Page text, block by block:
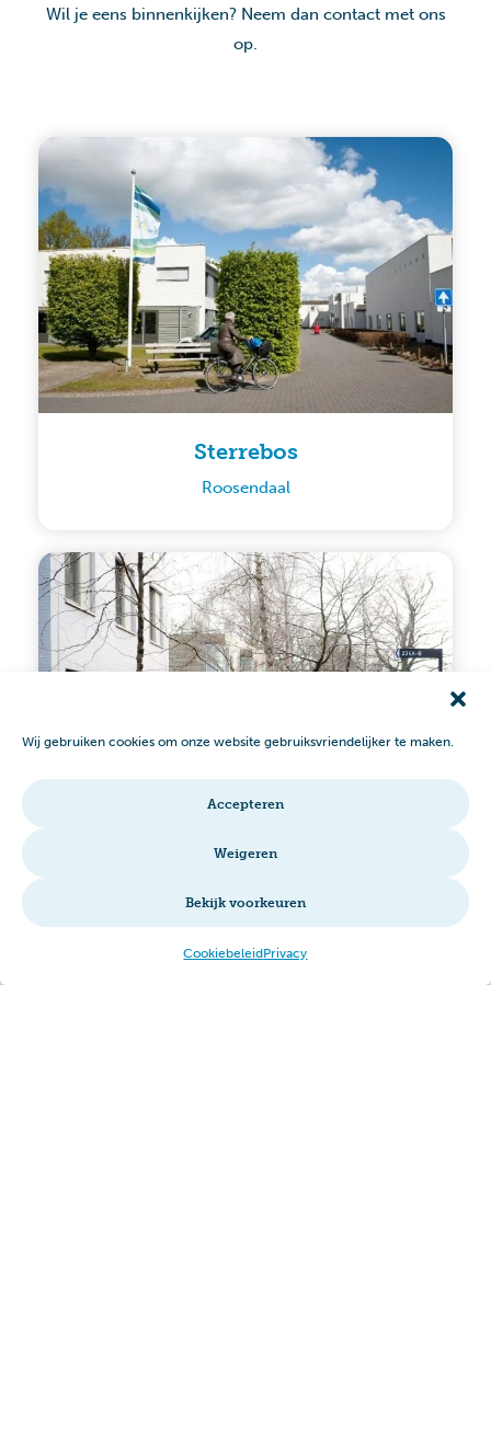
Wij gebruiken cookies om onze website gebruiksvriendelijker te maken.
Accepteren
Weigeren
Bekijk voorkeuren
CookiebeleidPrivacy
Wil je eens binnenkijken? Neem dan contact met ons
op.
Sterrebos
Roosendaal
Lambertijnen­hof
Bergen op Zoom